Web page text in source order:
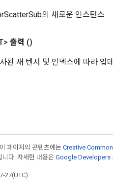
의 새로운 인스턴스
출력 ()
된 새 텐서 및 인덱스에 따라 업
페이지의 콘텐츠에는 Creative
니다. 자세한 내용은 Google Developers
27(UTC)